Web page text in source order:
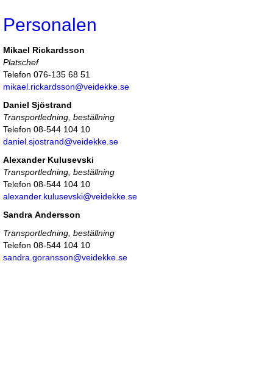
Personalen
Mikael Rickardsson
Platschef
Telefon 076-135 68 51
mikael.rickardsson@veidekke.se
Daniel Sjöstrand
Transportledning, beställning
Telefon 08-544 104 10
daniel.sjostrand@veidekke.se
Alexander Kulusevski
Transportledning, beställning
Telefon 08-544 104 10
alexander.kulusevski@veidekke.se
Sandra Andersson
Transportledning, beställning
Telefon 08-544 104 10
sandra.goransson@veidekke.se